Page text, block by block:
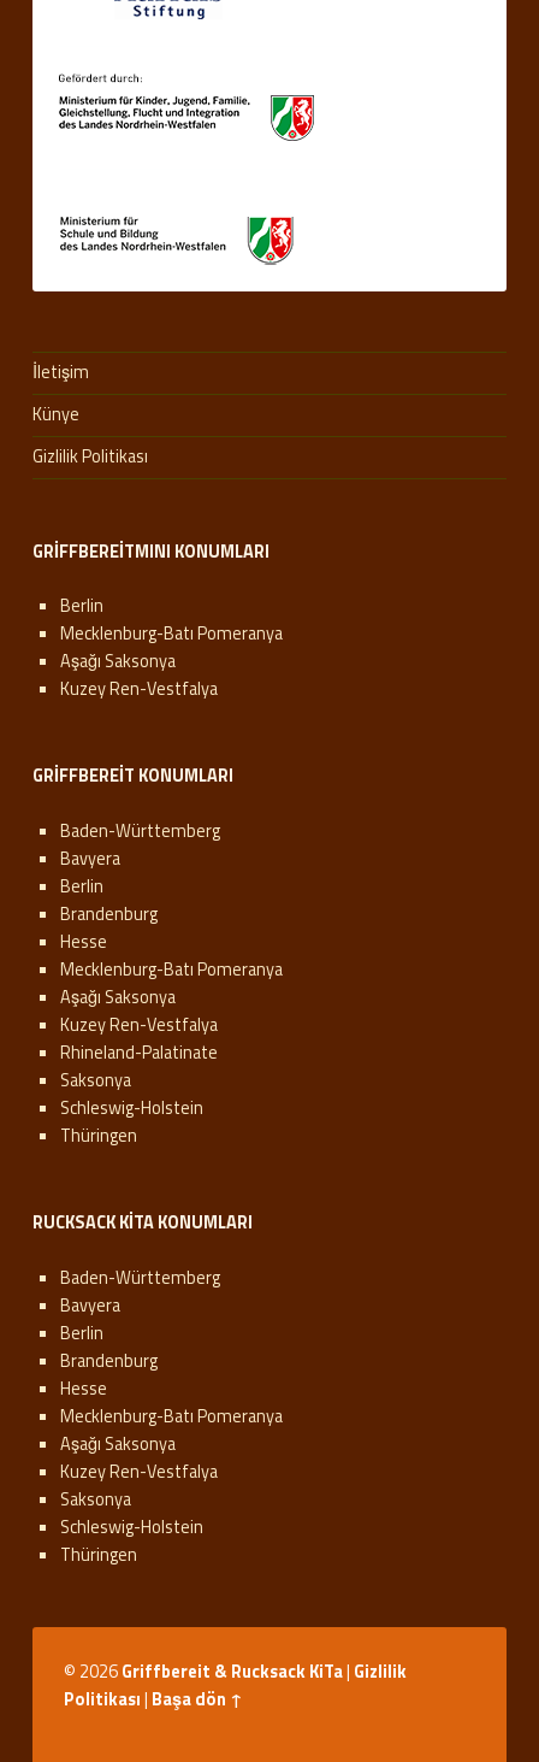
İletişim
Künye
Gizlilik Politikası
GRIFFBEREITMINI KONUMLARI
Berlin
Mecklenburg-Batı Pomeranya
Aşağı Saksonya
Kuzey Ren-Vestfalya
GRIFFBEREIT KONUMLARI
Baden-Württemberg
Bavyera
Berlin
Brandenburg
Hesse
Mecklenburg-Batı Pomeranya
Aşağı Saksonya
Kuzey Ren-Vestfalya
Rhineland-Palatinate
Saksonya
Schleswig-Holstein
Thüringen
RUCKSACK KITA KONUMLARI
Baden-Württemberg
Bavyera
Berlin
Brandenburg
Hesse
Mecklenburg-Batı Pomeranya
Aşağı Saksonya
Kuzey Ren-Vestfalya
Saksonya
Schleswig-Holstein
Thüringen
© 2026Griffbereit & Rucksack KiTa| Gizlilik
Politikası| Başa dön ↑